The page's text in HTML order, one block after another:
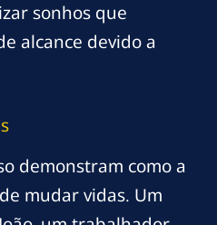
sonhos que
alcance devido a
demonstram como a
mudar vidas. Um